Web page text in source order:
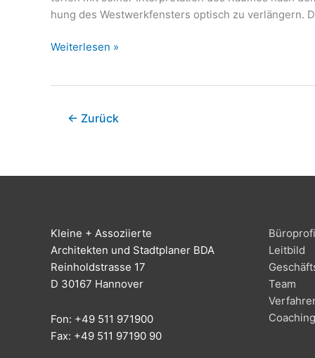
hung des West­werk­fens­ters optisch zu ver­län­gern.
et
Weiterlesen »
← Zurück
Klei­ne + Assoziierte
Archi­tek­ten und Stadt­pla­ner BDA
Rein­hold­stras­se 17
D 30167 Hannover
Fon: +49 511 971900
Fax: +49 511 97190 90
Leit­bild
Team
Coa­ching